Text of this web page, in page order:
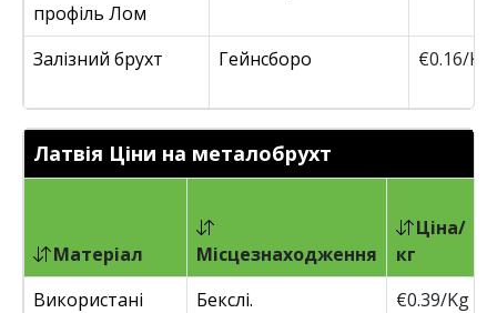
профіль Лом
Залізний брухт Гейнсборо €0.16/Kg
Латвія Ціни на металобрухт
Матеріал Місцезнаходження
Ціна/
кг
Використані
Бекслі. €0.39/Kg